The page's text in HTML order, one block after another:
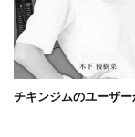
チキンジムのユーザ